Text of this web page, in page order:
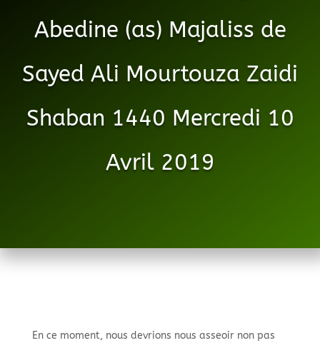
Abedine (as) Majaliss de
Sayed Ali Mourtouza Zaidi
Shaban 1440 Mercredi 10
Avril 2019
En ce moment, nous devrions nous asseoir non pas